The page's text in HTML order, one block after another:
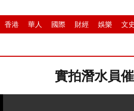
香港 華人 國際 財經 娛樂 文
實拍潛水員